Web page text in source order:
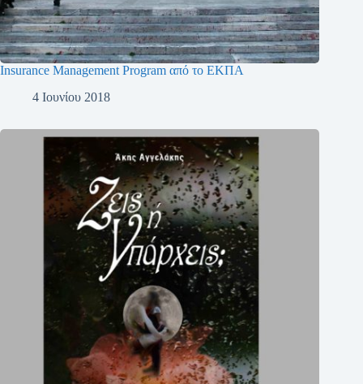
Insurance Management Program από το ΕΚΠΑ
4 Ιουνίου 2018